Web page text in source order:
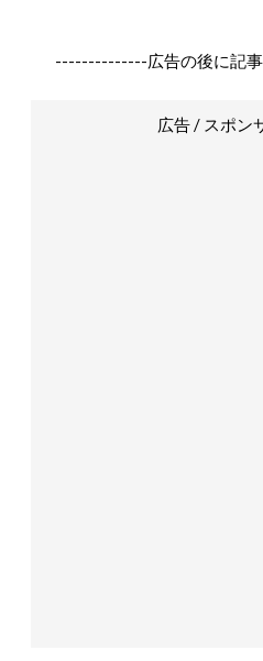
--------------広告の後に記
広告 / スポン